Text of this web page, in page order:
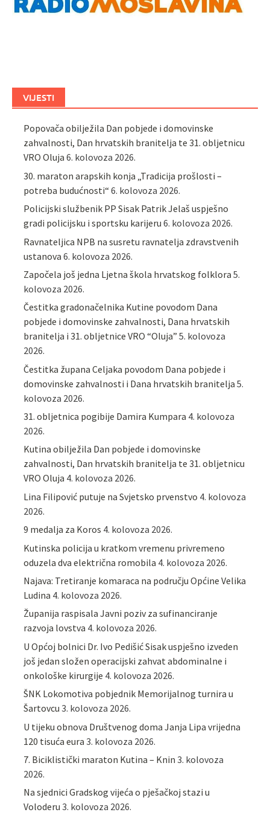
VIJESTI
Popovača obilježila Dan pobjede i domovinske
zahvalnosti, Dan hrvatskih branitelja te 31. obljetnicu
VRO Oluja 6. kolovoza 2026.
30. maraton arapskih konja „Tradicija prošlosti –
potreba budućnosti“ 6. kolovoza 2026.
Policijski službenik PP Sisak Patrik Jelaš uspješno
gradi policijsku i sportsku karijeru 6. kolovoza 2026.
Ravnateljica NPB na susretu ravnatelja zdravstvenih
ustanova 6. kolovoza 2026.
Započela još jedna Ljetna škola hrvatskog folklora 5.
kolovoza 2026.
Čestitka gradonačelnika Kutine povodom Dana
pobjede i domovinske zahvalnosti, Dana hrvatskih
branitelja i 31. obljetnice VRO “Oluja” 5. kolovoza
2026.
Čestitka župana Celjaka povodom Dana pobjede i
domovinske zahvalnosti i Dana hrvatskih branitelja 5.
kolovoza 2026.
31. obljetnica pogibije Damira Kumpara 4. kolovoza
2026.
Kutina obilježila Dan pobjede i domovinske
zahvalnosti, Dan hrvatskih branitelja te 31. obljetnicu
VRO Oluja 4. kolovoza 2026.
Lina Filipović putuje na Svjetsko prvenstvo 4. kolovoza
2026.
9 medalja za Koros 4. kolovoza 2026.
Kutinska policija u kratkom vremenu privremeno
oduzela dva električna romobila 4. kolovoza 2026.
Najava: Tretiranje komaraca na području Općine Velika
Ludina 4. kolovoza 2026.
Županija raspisala Javni poziv za sufinanciranje
razvoja lovstva 4. kolovoza 2026.
U Općoj bolnici Dr. Ivo Pedišić Sisak uspješno izveden
još jedan složen operacijski zahvat abdominalne i
onkološke kirurgije 4. kolovoza 2026.
ŠNK Lokomotiva pobjednik Memorijalnog turnira u
Šartovcu 3. kolovoza 2026.
U tijeku obnova Društvenog doma Janja Lipa vrijedna
120 tisuća eura 3. kolovoza 2026.
7. Biciklistički maraton Kutina – Knin 3. kolovoza
2026.
Na sjednici Gradskog vijeća o pješačkoj stazi u
Voloderu 3. kolovoza 2026.